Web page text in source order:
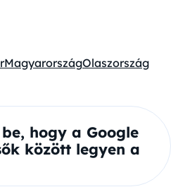
MagyarországOlaszország
hogy a Google
között legyen a